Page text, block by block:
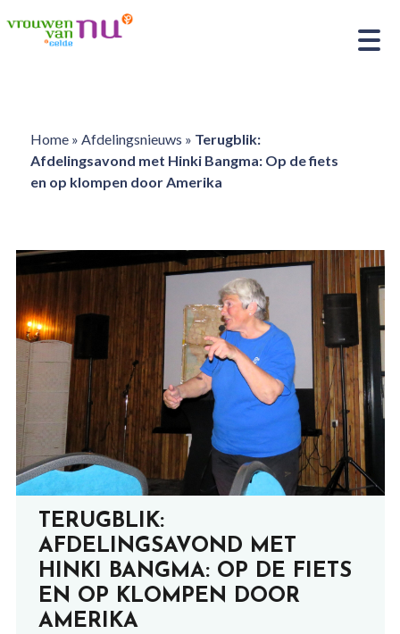
Home» Afdelingsnieuws » Terugblik:
Afdelingsavond met Hinki Bangma: Op de fiets
en op klompen door Amerika
TERUGBLIK:
AFDELINGSAVOND MET
HINKI BANGMA: OP DE FIETS
EN OP KLOMPEN DOOR
AMERIKA